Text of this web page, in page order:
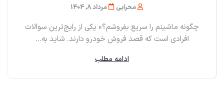
محرابی مرداد 8, 1404
چگونه ماشینم را سریع بفروشم؟» یکی از رایج‌ترین سوالات
افرادی است که قصد فروش خودرو دارند. شاید به...
ادامه مطلب